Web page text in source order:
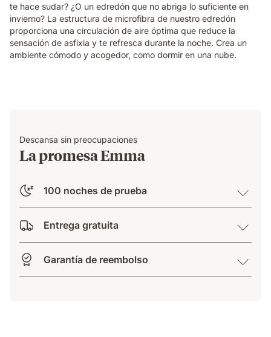
te hace sudar? ¿O un edredón que no abriga lo suficiente en
invierno? La estructura de microfibra de nuestro edredón
proporciona una circulación de aire óptima que reduce la
sensación de asfixia y te refresca durante la noche. Crea un
ambiente cómodo y acogedor, como dormir en una nube.
Descansa sin preocupaciones
La promesa Emma
100 noches de prueba
Entrega gratuita
Garantía de reembolso